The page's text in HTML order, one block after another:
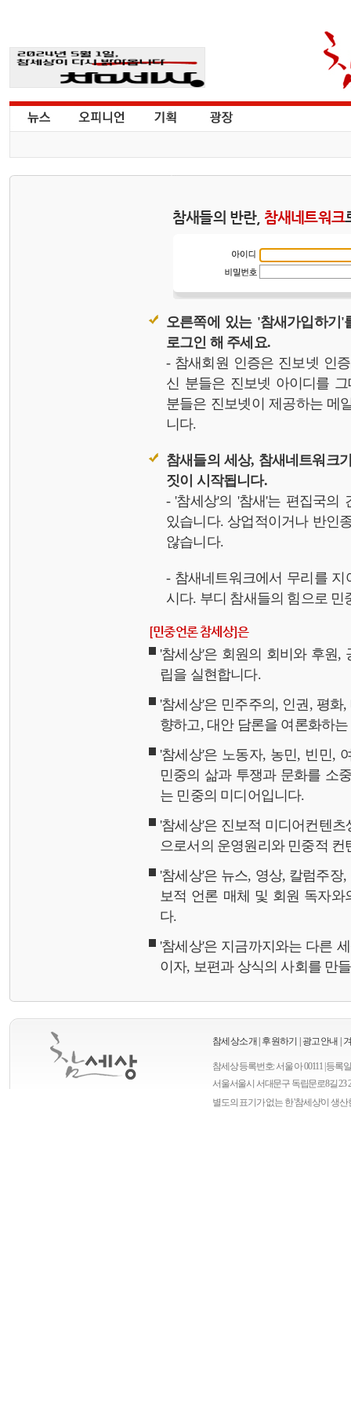
참새들의 반란, 참새네트워크
오른쪽에 있는 '참새가입하기
로그인 해 주세요.
- 참새회원 인증은 진보넷 인
신 분들은 진보넷 아이디를
분들은 진보넷이 제공하는 메
니다.
참새들의 세상, 참새네트워크
짓이 시작됩니다.
- '참세상'의 '참새'는 편집국의
있습니다. 상업적이거나 반인
않습니다.
- 참새네트워크에서 무리를
시다. 부디 참새들의 힘으로 민
[민중언론 참세상]은
'참세상'은 회원의 회비와 후원,
립을 실현합니다.
'참세상'은 민주주의, 인권, 평
향하고, 대안 담론을 여론화하
'참세상'은 노동자, 농민, 빈민,
민중의 삶과 투쟁과 문화를 소
는 민중의 미디어입니다.
'참세상'은 진보적 미디어컨텐
으로서의 운영원리와 민중적
'참세상'은 뉴스, 영상, 칼럼주
보적 언론 매체 및 회원 독자와
다.
'참세상'은 지금까지와는 다른
이자, 보편과 상식의 사회를 만
참세상소개 후원하기 광고안내
참세상 등록번호: 서울 아 00111 | 등록
서울서울시 서대문구 독립문로8길 23
별도의 표기가 없는 한 '참세상'이 생